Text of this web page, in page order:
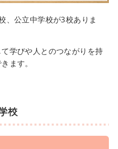
、公立中学校が3校ありま
学びや人とのつながりを持
ます。
校